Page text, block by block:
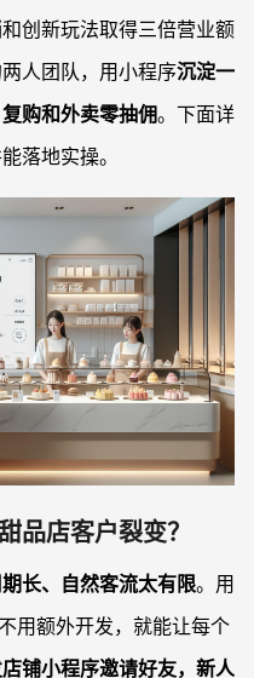
创新玩法取得三倍营业额
人团队，用小程序沉淀一
购和外卖零抽佣。下面详
落地实操。
品店客户裂变？
长、自然客流太有限。用
用额外开发，就能让每个
铺小程序邀请好友，新人